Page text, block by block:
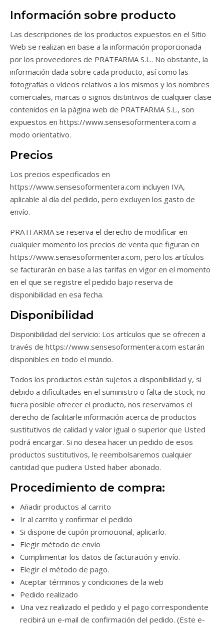
Información sobre producto
Las descripciones de los productos expuestos en el Sitio
Web se realizan en base a la información proporcionada
por los proveedores de PRATFARMA S.L.. No obstante, la
información dada sobre cada producto, así como las
fotografías o vídeos relativos a los mismos y los nombres
comerciales, marcas o signos distintivos de cualquier clase
contenidos en la página web de PRATFARMA S.L., son
expuestos en https://www.sensesoformentera.com a
modo orientativo.
Precios
Los precios especificados en
https://www.sensesoformentera.com incluyen IVA,
aplicable al día del pedido, pero excluyen los gasto de
envío.
PRATFARMA se reserva el derecho de modificar en
cualquier momento los precios de venta que figuran en
https://www.sensesoformentera.com, pero los artículos
se facturarán en base a las tarifas en vigor en el momento
en el que se registre el pedido bajo reserva de
disponibilidad en esa fecha.
Disponibilidad
Disponibilidad del servicio: Los artículos que se ofrecen a
través de https://www.sensesoformentera.com estarán
disponibles en todo el mundo.
Todos los productos están sujetos a disponibilidad y, si
debido a dificultades en el suministro o falta de stock, no
fuera posible ofrecer el producto, nos reservamos el
derecho de facilitarle información acerca de productos
sustitutivos de calidad y valor igual o superior que Usted
podrá encargar. Si no desea hacer un pedido de esos
productos sustitutivos, le reembolsaremos cualquier
cantidad que pudiera Usted haber abonado.
Procedimiento de compra:
Añadir productos al carrito
Ir al carrito y confirmar el pedido
Si dispone de cupón promocional, aplicarlo.
Elegir método de envío
Cumplimentar los datos de facturación y envío.
Elegir el método de pago.
Aceptar términos y condiciones de la web
Pedido realizado
Una vez realizado el pedido y el pago correspondiente
recibirá un e-mail de confirmación del pedido. (Este e-